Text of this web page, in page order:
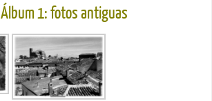
Álbum 1: fotos antiguas